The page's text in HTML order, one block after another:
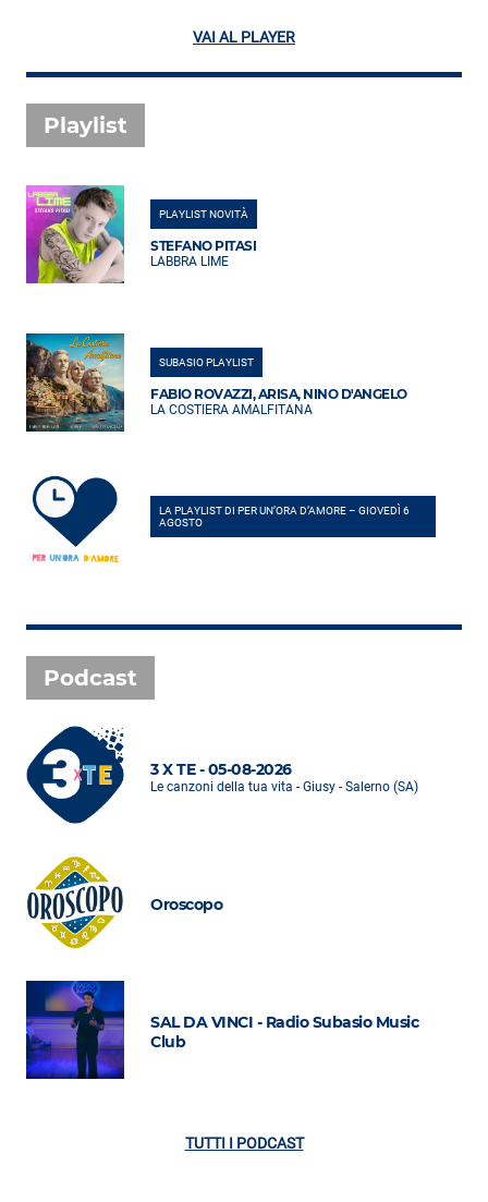
VAI AL PLAYER
Playlist
PLAYLIST NOVITÀ
STEFANO PITASI
LABBRA LIME
SUBASIO PLAYLIST
FABIO ROVAZZI, ARISA, NINO D'ANGELO
LA COSTIERA AMALFITANA
LA PLAYLIST DI PER UN’ORA D’AMORE – GIOVEDÌ 6
AGOSTO
Podcast
3 X TE - 05-08-2026
Le canzoni della tua vita - Giusy - Salerno (SA)
Oroscopo
SAL DA VINCI - Radio Subasio Music
Club
TUTTI I PODCAST